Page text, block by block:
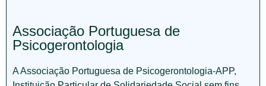
Associação Portuguesa de
Psicogerontologia
A Associação Portuguesa de Psicogerontologia-APP,